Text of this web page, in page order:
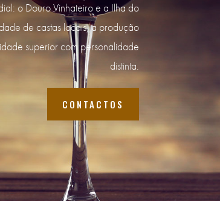
o Douro Vinhateiro e a Ilha do
de castas locais, a produção
superior com personalidade
distinta.
CONTACTOS